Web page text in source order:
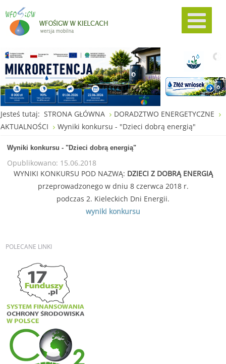
Jesteś tutaj: STRONA GŁÓWNA
DORADZTWO ENERGETYCZNE
AKTUALNOŚCI
Wyniki konkursu - "Dzieci dobrą energią"
Wyniki konkursu - "Dzieci dobrą energią"
Opublikowano: 15.06.2018
WYNIKI KONKURSU POD NAZWĄ: DZIECI Z DOBRĄ ENERGIĄ
przeprowadzonego w dniu 8 czerwca 2018 r.
podczas 2. Kieleckich Dni Energii.
wyniki konkursu
POLECANE LINKI